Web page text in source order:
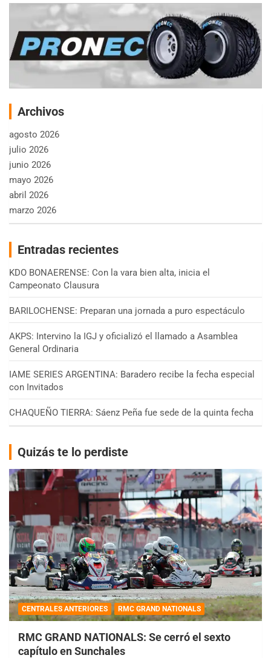
Archivos
agosto 2026
julio 2026
junio 2026
mayo 2026
abril 2026
marzo 2026
Entradas recientes
KDO BONAERENSE: Con la vara bien alta, inicia el
Campeonato Clausura
BARILOCHENSE: Preparan una jornada a puro espectáculo
AKPS: Intervino la IGJ y oficializó el llamado a Asamblea
General Ordinaria
IAME SERIES ARGENTINA: Baradero recibe la fecha especial
con Invitados
CHAQUEÑO TIERRA: Sáenz Peña fue sede de la quinta fecha
Quizás te lo perdiste
CENTRALES ANTERIORES RMC GRAND NATIONALS
RMC GRAND NATIONALS: Se cerró el sexto
capítulo en Sunchales